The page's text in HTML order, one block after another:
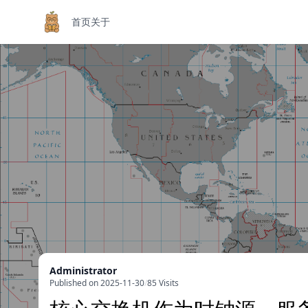
首页关于
Administrator
Published on 2025-11-30/85 Visits